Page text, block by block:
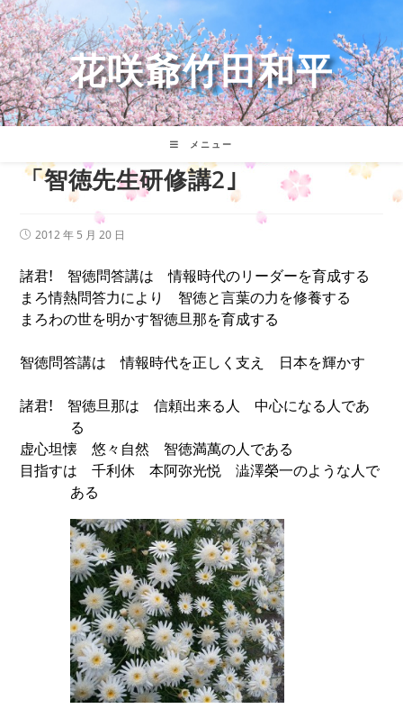
コ
ン
テ
ン
ツ
へ
ス
花咲爺竹田和平
メニュー
「智徳先生研修講2｣
投
開
日:
2012 年 5 月 20 日
諸君! 智徳問答講は 情報時代のリーダーを育成する
まろ情熱問答力により 智徳と言葉の力を修養する
まろわの世を明かす智徳旦那を育成する
智徳問答講は 情報時代を正しく支え 日本を輝かす
諸君! 智徳旦那は 信頼出来る人 中心になる人であ
る
虚心坦懐 悠々自然 智徳満萬の人である
目指すは 千利休本阿弥光悦 澁澤榮一のような人で
ある